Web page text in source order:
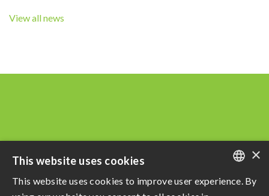
View all news
PORTUGUESE
×
This website uses cookies
This website uses cookies to improve user experience. By